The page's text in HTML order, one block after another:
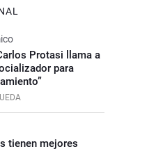
Protasi llama a
para
tienen mejores